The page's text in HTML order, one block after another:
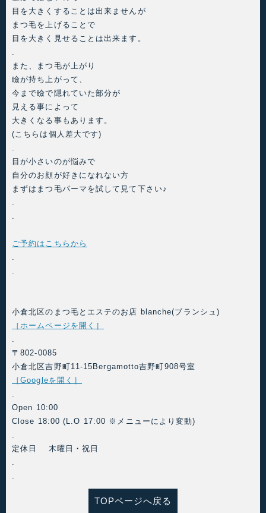
目を大きくすることは出来ませんが
まつ毛を上げることで
目を大きく見せることは出来ます。
.
また、まつ毛が上がり
瞼が持ち上がって、
今まで瞼で隠れていた部分が
見える事によって
大きくなる事もあります。
(こちらは個人差大です)
.
目が小さいのが悩みで
自分のお顔が好きになれない方
まずはまつ毛パーマを試して見て下さい♪
.
.
ご予約はこちらから
.
.
小倉北区のまつ毛とエステのお店 blanche(ブランシュ)
［ホームページを開く］
.
〒802-0085
小倉北区吉野町11-15Bergamotto吉野町908号室
［Googleを開く］
.
Open 10:00
Close 18:00 (L.O 17:00 ※メニューにより変動)
.
定休日 木曜日・祝日
.
.
TOPページへ戻る